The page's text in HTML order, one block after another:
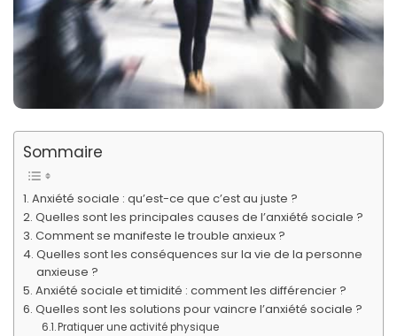
Sommaire
Anxiété sociale : qu’est-ce que c’est au juste ?
Quelles sont les principales causes de l’anxiété sociale ?
Comment se manifeste le trouble anxieux ?
Quelles sont les conséquences sur la vie de la personne
anxieuse ?
Anxiété sociale et timidité : comment les différencier ?
Quelles sont les solutions pour vaincre l’anxiété sociale ?
Pratiquer une activité physique